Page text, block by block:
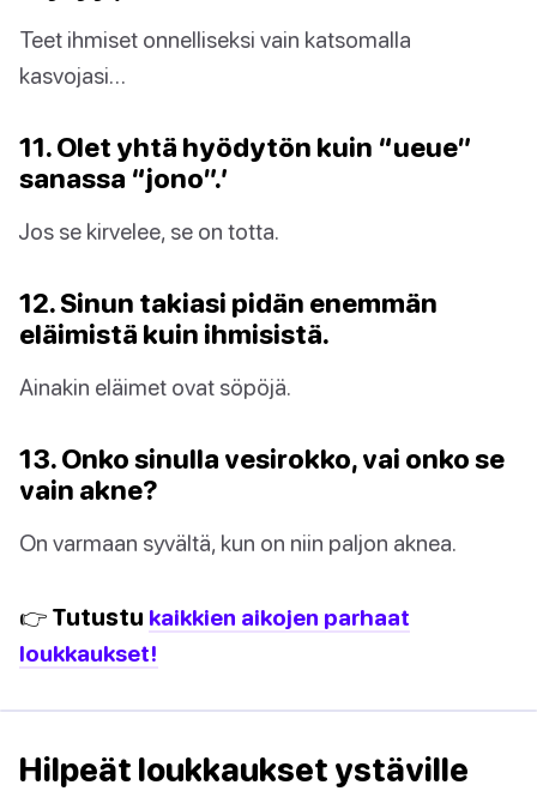
Teet ihmiset onnelliseksi vain katsomalla
kasvojasi…
11. Olet yhtä hyödytön kuin “ueue”
sanassa “jono”.’
Jos se kirvelee, se on totta.
12. Sinun takiasi pidän enemmän
eläimistä kuin ihmisistä.
Ainakin eläimet ovat söpöjä.
13. Onko sinulla vesirokko, vai onko se
vain akne?
On varmaan syvältä, kun on niin paljon aknea.
👉 Tutustu kaikkien aikojen parhaat
loukkaukset!
Hilpeät loukkaukset ystäville